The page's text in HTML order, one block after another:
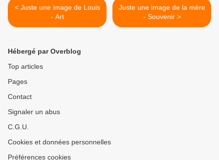
< Juste une image de Louis
- Art
Juste une image de la mère
- Souvenir >
Hébergé par Overblog
Top articles
Pages
Contact
Signaler un abus
C.G.U.
Cookies et données personnelles
Préférences cookies